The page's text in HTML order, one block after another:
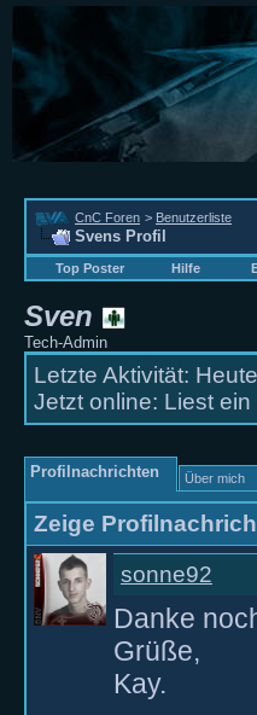
CnC Foren > Benutzerliste
Svens Profil
Top Poster Hilfe
Sven
Tech-Admin
Letzte Aktivität: Heute
Jetzt online: Liest
Profilnachrichten Über mich
Zeige
sonne92
Danke
Grüße,
Kay.